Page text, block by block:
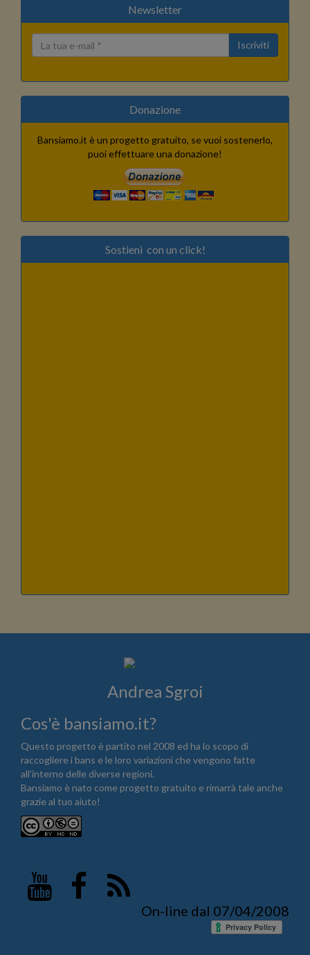
Newsletter
Iscriviti
Donazione
Bansiamo.it è un progetto gratuito, se vuoi sostenerlo,
puoi effettuare una donazione!
Sostieni con un click!
Andrea Sgroi
Cos'è bansiamo.it?
Questo progetto è partito nel 2008 ed ha lo scopo di
raccogliere i bans e le loro variazioni che vengono fatte
all'interno delle diverse regioni.
Bansiamo è nato come progetto gratuito e rimarrà tale anche
grazie al tuo aiuto!
On-line dal 07/04/2008